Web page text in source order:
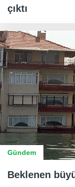
çıktı
Gündem
Beklenen